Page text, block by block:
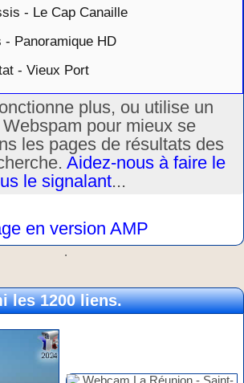
- Le Cap Canaille
Panoramique HD
- Vieux Port
plus, ou utilise un
pour mieux se
les pages de résultats des
Aidez-nous à faire le
le signalant...
en version AMP
.
les 1200 liens.